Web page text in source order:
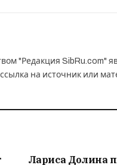
"Редакция SibRu.com"
на источник или
Лариса Долина